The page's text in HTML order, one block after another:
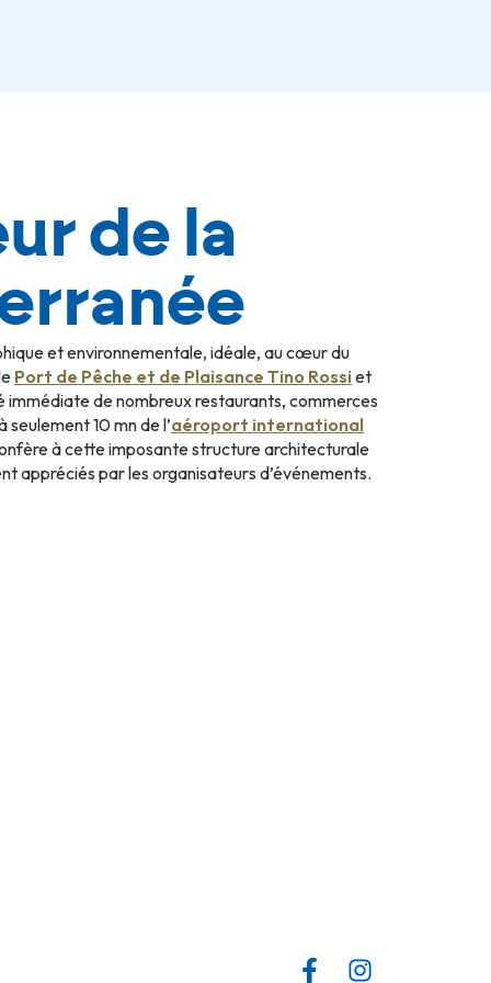
de la
et environnementale, idéale, au cœur du
Port de Pêche et de Plaisance Tino Rossiet
immédiate de nombreux restaurants, commerces
10 mn de l’aéroport international
à cette imposante structure architecturale
appréciés par les organisateurs d’événements.